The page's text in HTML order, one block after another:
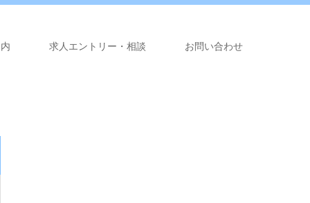
求人エントリー・相談 お問い合わせ